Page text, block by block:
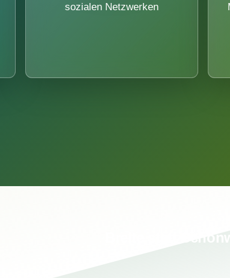
sozialen Netzwerken